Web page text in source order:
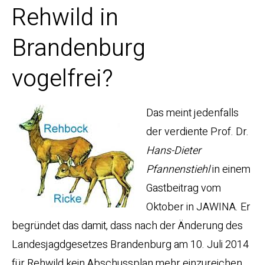
Rehwild in
Brandenburg
vogelfrei?
Das meint jedenfalls
der verdiente Prof. Dr.
Hans-Dieter
Pfannenstiehlin einem
Gastbeitrag vom
Oktober in JAWINA. Er
begründet das damit, dass nach der Änderung des
Landesjagdgesetzes Brandenburg am 10. Juli 2014